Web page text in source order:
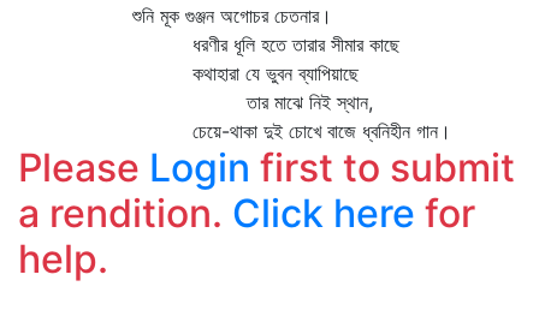
শুনি মূক গুঞ্জন অগোচর চেতনার।
ধরণীর ধূলি হতে তারার সীমার কাছে
কথাহারা যে ভুবন ব্যাপিয়াছে
তার মাঝে নিই স্থান,
চেয়ে-থাকা দুই চোখে বাজে ধ্বনিহীন গান।
Please Login first to submit
a rendition. Click here for
help.